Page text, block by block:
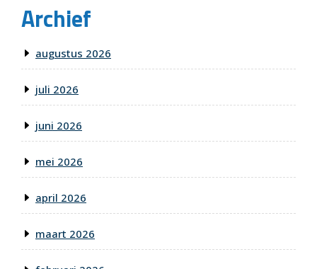
Archief
augustus 2026
juli 2026
juni 2026
mei 2026
april 2026
maart 2026